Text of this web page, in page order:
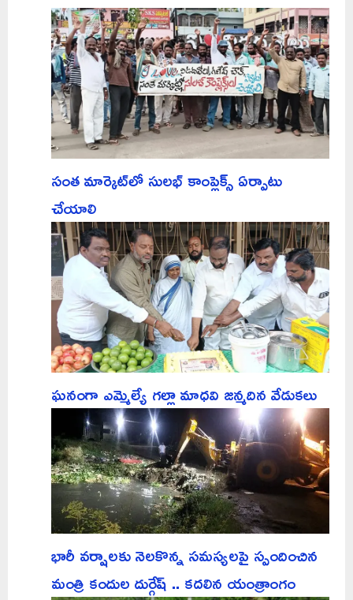
సంత మార్కెట్‌లో సులభ్ కాంప్లెక్స్ ఏర్పాటు
చేయాలి
ఘనంగా ఎమ్మెల్యే గల్లా మాధవి జన్మదిన వేడుకలు
భారీ వర్షాలకు నెలకొన్న సమస్యలపై స్పందించిన
మంత్రి కందుల దుర్గేష్ .. కదలిన యంత్రాంగం